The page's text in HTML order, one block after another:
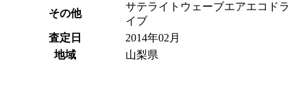
その他
サテライトウェーブエアエコドラ
イブ
査定日
2014年02月
地域
山梨県